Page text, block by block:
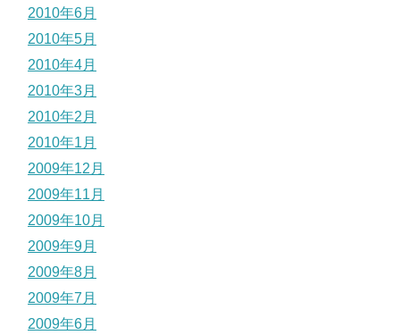
2010年6月
2010年5月
2010年4月
2010年3月
2010年2月
2010年1月
2009年12月
2009年11月
2009年10月
2009年9月
2009年8月
2009年7月
2009年6月